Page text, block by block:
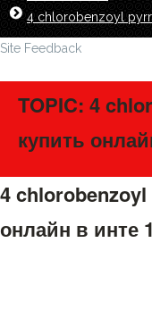
4 chlorobenzoyl
Site Feedback
TOPIC: 4
купить
4
онлайн в инте